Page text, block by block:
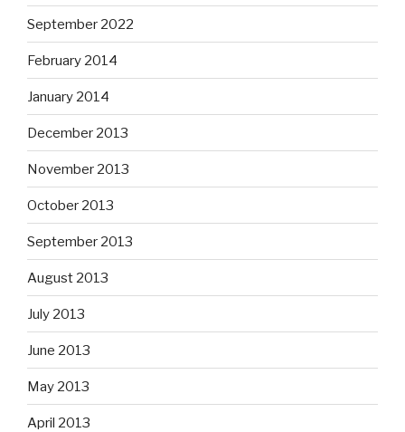
September 2022
February 2014
January 2014
December 2013
November 2013
October 2013
September 2013
August 2013
July 2013
June 2013
May 2013
April 2013